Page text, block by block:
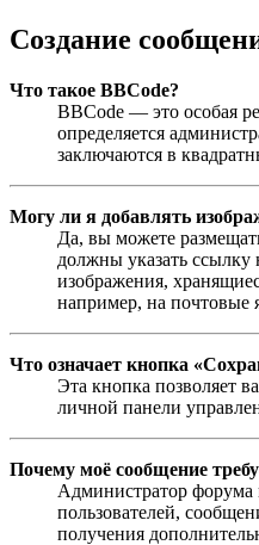
Создание
Что такое BBCode?
BBCode — это особая
определяется
заключаются в
Могу ли я добавлять
Да, вы можете
должны указать
изображения,
например, на почтовые
Что означает кнопка
Эта кнопка позволяет
личной панели
Почему моё сообщение
Администратор форума
пользователей,
получения